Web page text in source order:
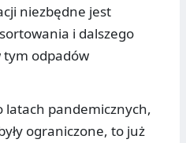
niezbędne jest
i dalszego
tym odpadów
latach pandemicznych,
ograniczone, to już